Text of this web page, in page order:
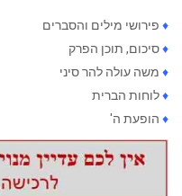
♦ פירושי מילים והסברים
♦סיכום, תוכן הפרק
♦ משה עולה להר סיני
♦לוחות הברית
♦ הופעת ה'